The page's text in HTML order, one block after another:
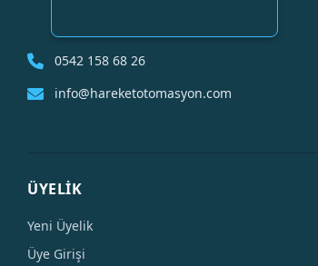
0542 158 68 26
info@hareketotomasyon.com
ÜYELİK
Yeni Üyelik
Üye Girişi